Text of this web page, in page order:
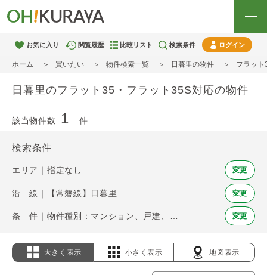
お気に入り 閲覧履歴 比較リスト 検索条件 ログイン
ホーム 買いたい 物件検索一覧 日暮里の物件 フラッ
日暮里のフラット35・フラット35S対応の物件
該当物件数 1 件
検索条件
エリア｜指定なし 変更
沿 線｜【常磐線】日暮里 変更
変更
大きく表示 小さく表示 地図表示